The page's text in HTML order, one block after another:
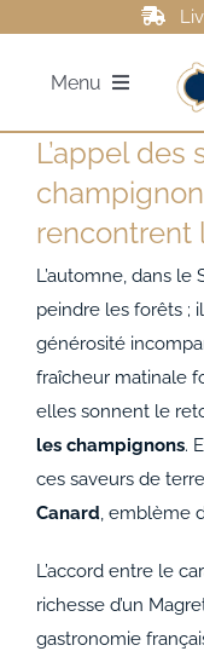
contenuMenu
FOIE GRAS
ROTI DE CANARD
MAGRETS DE
CONFITS DE
AVANTAGES
L’appel
rencontrent
L’automne, dans
peindre les forêts ;
générosité
fraîcheur matinale
elles sonnent le
les champignons.
ces saveurs de
Canard, emblème
L’accord entre le
richesse d’un
gastronomie